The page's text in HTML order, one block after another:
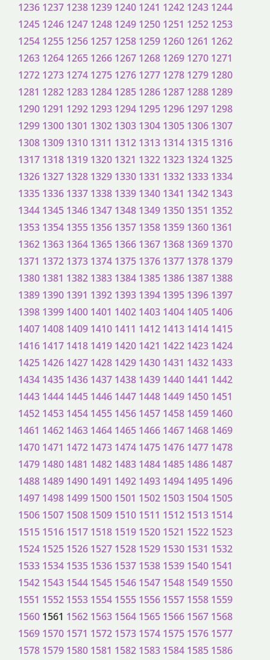
1236 1237 1238 1239 1240 1241 1242 1243 1244
1245 1246 1247 1248 1249 1250 1251 1252 1253
1254 1255 1256 1257 1258 1259 1260 1261 1262
1263 1264 1265 1266 1267 1268 1269 1270 1271
1272 1273 1274 1275 1276 1277 1278 1279 1280
1281 1282 1283 1284 1285 1286 1287 1288 1289
1290 1291 1292 1293 1294 1295 1296 1297 1298
1299 1300 1301 1302 1303 1304 1305 1306 1307
1308 1309 1310 1311 1312 1313 1314 1315 1316
1317 1318 1319 1320 1321 1322 1323 1324 1325
1326 1327 1328 1329 1330 1331 1332 1333 1334
1335 1336 1337 1338 1339 1340 1341 1342 1343
1344 1345 1346 1347 1348 1349 1350 1351 1352
1353 1354 1355 1356 1357 1358 1359 1360 1361
1362 1363 1364 1365 1366 1367 1368 1369 1370
1371 1372 1373 1374 1375 1376 1377 1378 1379
1380 1381 1382 1383 1384 1385 1386 1387 1388
1389 1390 1391 1392 1393 1394 1395 1396 1397
1398 1399 1400 1401 1402 1403 1404 1405 1406
1407 1408 1409 1410 1411 1412 1413 1414 1415
1416 1417 1418 1419 1420 1421 1422 1423 1424
1425 1426 1427 1428 1429 1430 1431 1432 1433
1434 1435 1436 1437 1438 1439 1440 1441 1442
1443 1444 1445 1446 1447 1448 1449 1450 1451
1452 1453 1454 1455 1456 1457 1458 1459 1460
1461 1462 1463 1464 1465 1466 1467 1468 1469
1470 1471 1472 1473 1474 1475 1476 1477 1478
1479 1480 1481 1482 1483 1484 1485 1486 1487
1488 1489 1490 1491 1492 1493 1494 1495 1496
1497 1498 1499 1500 1501 1502 1503 1504 1505
1506 1507 1508 1509 1510 1511 1512 1513 1514
1515 1516 1517 1518 1519 1520 1521 1522 1523
1524 1525 1526 1527 1528 1529 1530 1531 1532
1533 1534 1535 1536 1537 1538 1539 1540 1541
1542 1543 1544 1545 1546 1547 1548 1549 1550
1551 1552 1553 1554 1555 1556 1557 1558 1559
1560 1561 1562 1563 1564 1565 1566 1567 1568
1569 1570 1571 1572 1573 1574 1575 1576 1577
1578 1579 1580 1581 1582 1583 1584 1585 1586